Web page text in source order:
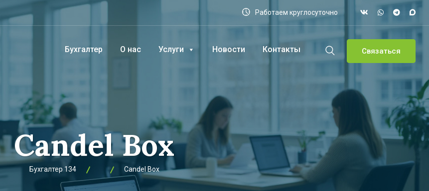
Работаем круглосуточно
Бухгалтер О нас Услуги Новости Контакты Связаться
Candel Box
Бухгалтер 134 Candel Box